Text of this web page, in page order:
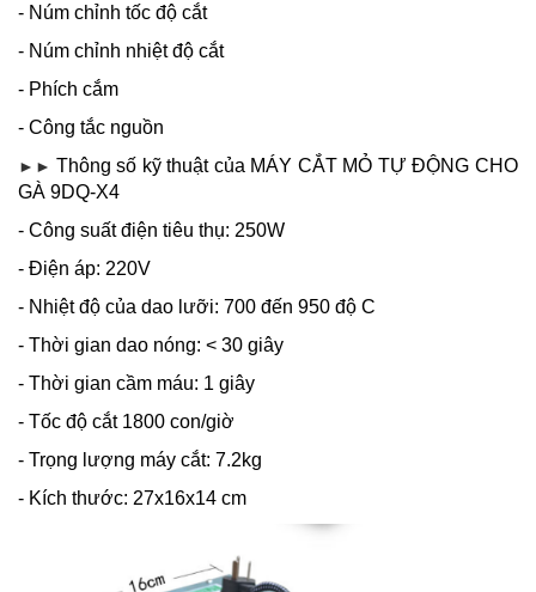
- Núm chỉnh tốc độ cắt
- Núm chỉnh nhiệt độ cắt
- Phích cắm
- Công tắc nguồn
►► Thông số kỹ thuật của MÁY CẮT MỎ TỰ ĐỘNG CHO
GÀ 9DQ-X4
- Công suất điện tiêu thụ: 250W
- Điện áp: 220V
- Nhiệt độ của dao lưỡi: 700 đến 950 độ C
- Thời gian dao nóng: < 30 giây
- Thời gian cầm máu: 1 giây
- Tốc độ cắt 1800 con/giờ
- Trọng lượng máy cắt: 7.2kg
- Kích thước: 27x16x14 cm